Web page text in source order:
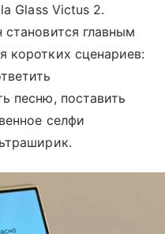
Glass Victus 2.
главным
коротких сценариев:
песню, поставить
селфи